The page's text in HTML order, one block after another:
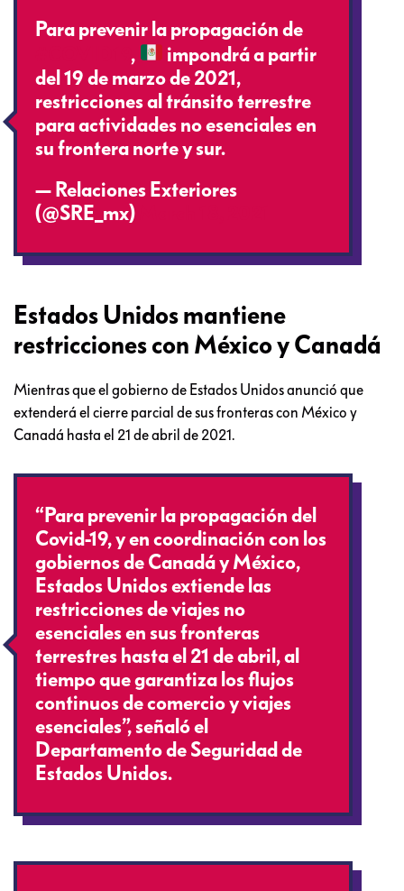
Para prevenir la propagación de
,
impondrá a partir
del 19 de marzo de 2021,
restricciones al tránsito terrestre
para actividades no esenciales en
su frontera norte y sur.
— Relaciones Exteriores
(@SRE_mx)
Estados Unidos mantiene
restricciones con México y Canadá
Mientras que el gobierno de Estados Unidos anunció que
extenderá el cierre parcial de sus fronteras con México y
Canadá hasta el 21 de abril de 2021.
“Para prevenir la propagación del
Covid-19, y en coordinación con los
gobiernos de Canadá y México,
Estados Unidos extiende las
restricciones de viajes no
esenciales en sus fronteras
terrestres hasta el 21 de abril, al
tiempo que garantiza los flujos
continuos de comercio y viajes
esenciales”, señaló el
Departamento de Seguridad de
Estados Unidos.